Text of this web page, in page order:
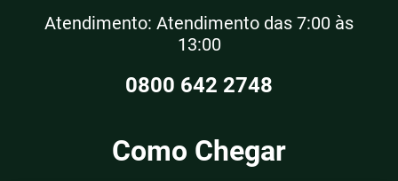
Atendimento: Atendimento das 7:00 às
13:00
0800 642 2748
Como Chegar